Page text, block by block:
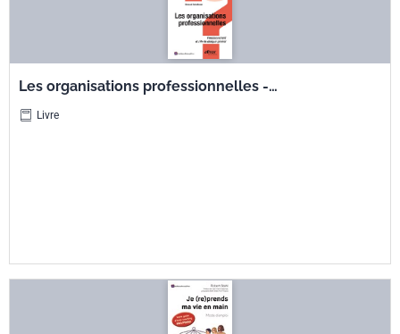
Les organisations professionnelles -
Fonctionnement et rôle du délégué général
Livre